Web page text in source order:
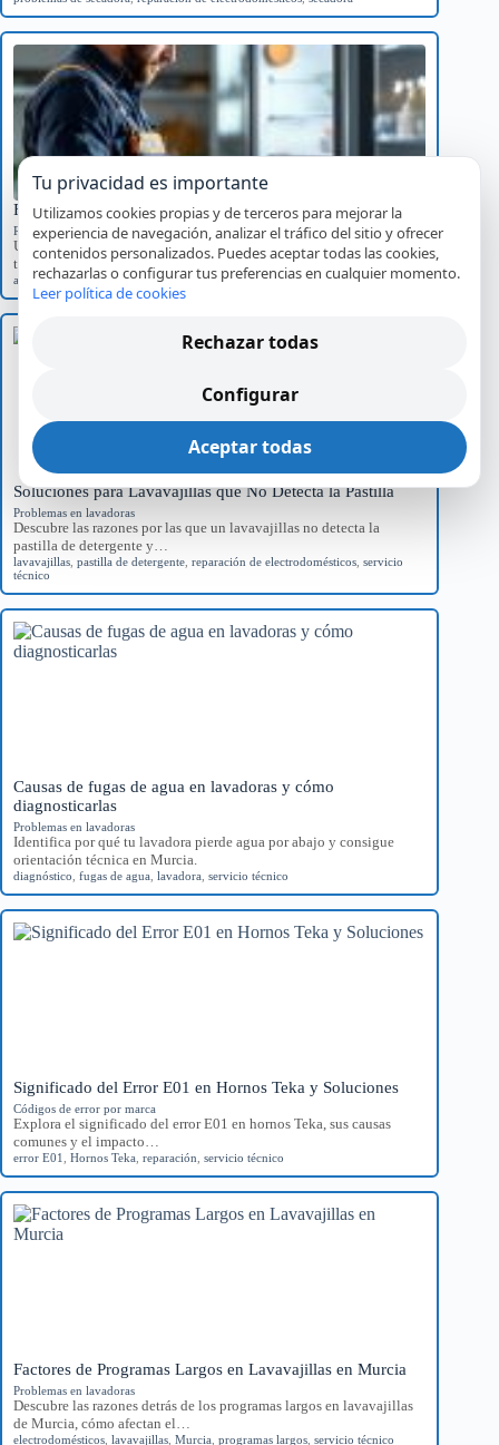
Frigorífico que hace ruido al arrancar: causas y soluciones
Ruidos, vibraciones y comportamientos extraños
Un frigorífico que hace ruido al arrancar puede indicar problemas
técnicos. Descubre sus causas comunes…
averías,frigorífico ,ruidos
Soluciones para Lavavajillas que No Detecta la Pastilla
Problemas en lavadoras
Descubre las razones por las que un lavavajillas no detecta la
pastilla de detergente y…
lavavajillas pastilla de detergente reparación de electrodomésticos servicio
técnico
Causas de fugas de agua en lavadoras y cómo
diagnosticarlas
Problemas en lavadoras
Identifica por qué tu lavadora pierde agua por abajo y consigue
orientación técnica en Murcia.
diagnóstico fugas de agua lavadora servicio técnico
Significado del Error E01 en Hornos Teka y Soluciones
Códigos de error por marca
Explora el significado del error E01 en hornos Teka, sus causas
comunes y el impacto…
error E01 Hornos Teka reparación servicio técnico
Factores de Programas Largos en Lavavajillas en Murcia
Problemas en lavadoras
Descubre las razones detrás de los programas largos en lavavajillas
de Murcia, cómo afectan el…
electrodomésticos lavavajillas Murcia programas largos servicio técnico
Tu privacidad es importante
Utilizamos cookies propias y de terceros para mejorar la
experiencia de navegación, analizar el tráfico del sitio y ofrecer
contenidos personalizados. Puedes aceptar todas las cookies,
rechazarlas o configurar tus preferencias en cualquier momento.
Leer política de cookies
Rechazar todas
Configurar
Aceptar todas